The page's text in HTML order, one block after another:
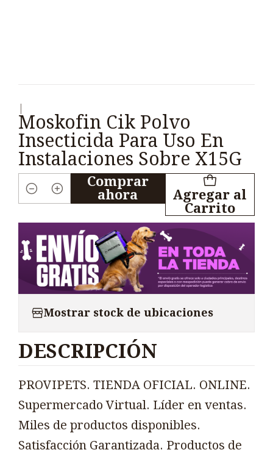
Moskofin Cik Polvo
Insecticida Para Uso En
Instalaciones Sobre X15G
Cantidad
Agregar al
Carrito
Comprar
ahora
Mostrar stock de ubicaciones
DESCRIPCIÓN
PROVIPETS. TIENDA OFICIAL. ONLINE.
Supermercado Virtual. Líder en ventas.
Miles de productos disponibles.
Satisfacción Garantizada. Productos de